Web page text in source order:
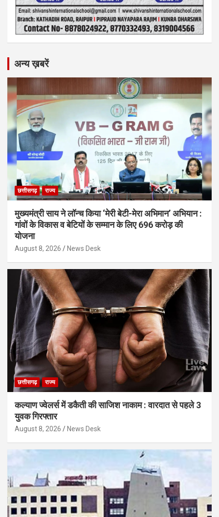
अन्य ख़बरें
छत्तीसगढ़ राज्य
मुख्यमंत्री साय ने लॉन्च किया ‘मेरी बेटी-मेरा अभिमान’ अभियान :
गांवों के विकास व बेटियों के सम्मान के लिए 696 करोड़ की
योजना
August 8, 2026 News Desk
छत्तीसगढ़ राज्य
कल्याण ज्वेलर्स में डकैती की साजिश नाकाम : वारदात से पहले 3
युवक गिरफ्तार
August 8, 2026 News Desk